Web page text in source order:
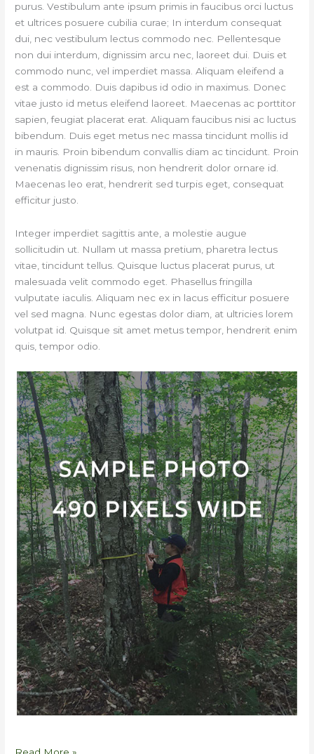
purus. Vestibulum ante ipsum primis in faucibus orci luctus
et ultrices posuere cubilia curae; In interdum consequat
dui, nec vestibulum lectus commodo nec. Pellentesque
non dui interdum, dignissim arcu nec, laoreet dui. Duis et
commodo nunc, vel imperdiet massa. Aliquam eleifend a
est a commodo. Duis dapibus id odio in maximus. Donec
vitae justo id metus eleifend laoreet. Maecenas ac porttitor
sapien, feugiat placerat erat. Aliquam faucibus nisi ac luctus
bibendum. Duis eget metus nec massa tincidunt mollis id
in mauris. Proin bibendum convallis diam ac tincidunt. Proin
venenatis dignissim risus, non hendrerit dolor ornare id.
Maecenas leo erat, hendrerit sed turpis eget, consequat
efficitur justo.
Integer imperdiet sagittis ante, a molestie augue
sollicitudin ut. Nullam ut massa pretium, pharetra lectus
vitae, tincidunt tellus. Quisque luctus placerat purus, ut
malesuada velit commodo eget. Phasellus fringilla
vulputate iaculis. Aliquam nec ex in lacus efficitur posuere
vel sed magna. Nunc egestas dolor diam, at ultricies lorem
volutpat id. Quisque sit amet metus tempor, hendrerit enim
quis, tempor odio.